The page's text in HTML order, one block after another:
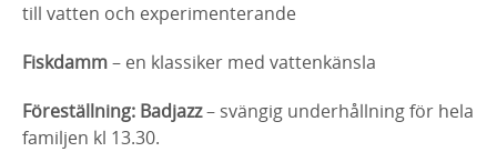
till vatten och experimenterande
Fiskdamm– en klassiker med vattenkänsla
Föreställning: Badjazz– svängig underhållning för hela
familjen kl 13.30.